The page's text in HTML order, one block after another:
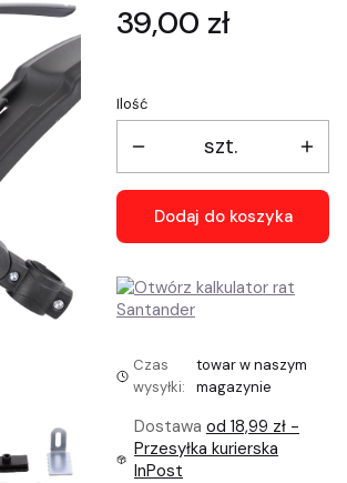
Cena
39,00 zł
Ilość
szt.
Dodaj do koszyka
Czas
wysyłki:
towar w naszym
magazynie
Dostawa od 18,99 zł -
Przesyłka kurierska
InPost